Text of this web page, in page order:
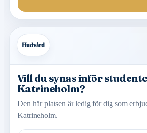
Hudvård
Vill du synas inför
Katrineholm?
Den här platsen är ledig för dig som
Katrineholm.